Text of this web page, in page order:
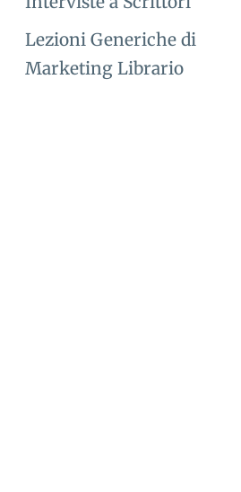
Lezioni Generiche di
Marketing Librario